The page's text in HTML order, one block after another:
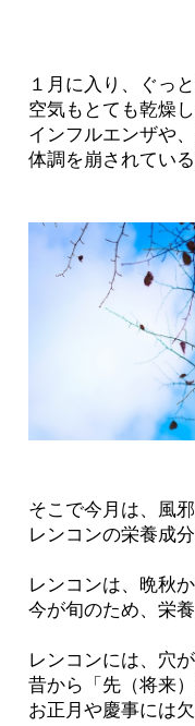
１月に入り、ぐっ
空気もとても乾燥し
インフルエンザや
体調を崩されてい
そこで今月は、風
レンコンの栄養成
レンコンは、晩秋
今が旬のため、栄
レンコンには、穴
昔から「先（将来
お正月や慶事には